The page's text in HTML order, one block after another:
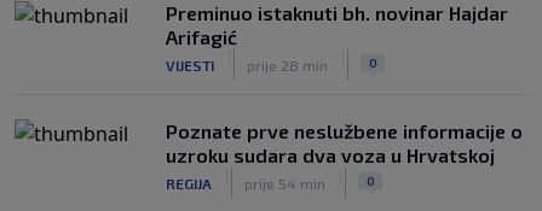
Jakirovićev Hull City doživio prvi poraz
na pripremama, bolji bio Eintracht
Preminuo istaknuti bh. novinar Hajdar
Arifagić
VIJESTI prije 28 min 0
Poznate prve neslužbene informacije o
uzroku sudara dva voza u Hrvatskoj
REGIJA prije 54 min 0